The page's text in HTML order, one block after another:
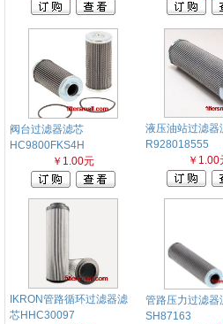
阀台过滤器滤芯
HC9800FKS4H
￥1.00元
液压油站过滤器
R928018555
￥1.00
IKRON管路循环过滤器滤
芯HHC30097
管路压力过滤器
SH87163